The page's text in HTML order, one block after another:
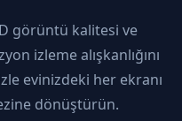
görüntü kalitesi ve
izleme alışkanlığını
evinizdeki her ekranı
dönüştürün.